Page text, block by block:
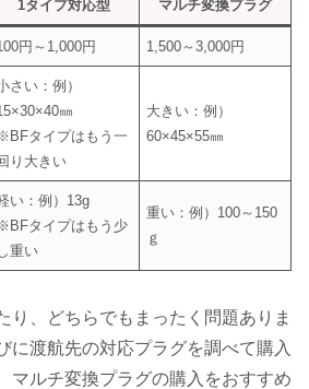
1タイプ対応型 マルチ変換プラグ
円～1,000円 1,500～3,000円
さい：例）
㎜
タイプはもう一
り大きい
大きい：例）
60×45×55㎜
い：例）13g
タイプはもう少
し重い
重い：例）100～150
ｇ
り、どちらでもまったく問題ありま
に渡航先の対応プラグを調べて購入
マルチ変換プラグの購入をおすすめ